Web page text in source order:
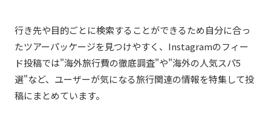
行き先や目的ごとに検索することができるため自分に合っ
たツアーパッケージを見つけやすく、Instagramのフィー
ド投稿では"海外旅行費の徹底調査"や"海外の人気スパ5
選"など、ユーザーが気になる旅行関連の情報を特集して投
稿にまとめています。